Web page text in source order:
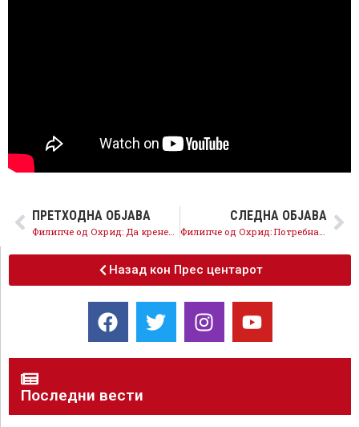
ПРЕТХОДНА ОБЈАВА
Филипче од Охрид: Да кренеме глас и да се бориме против самоволието на ДПМНЕ
СЛЕДНА ОБЈАВА
Филипче од Охрид: Потребна е силна опозиција да ја спречи ароганцијата на власта
Назад кон Прес центарот
Последни вести